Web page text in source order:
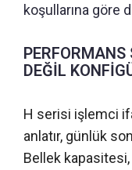
koşullarına göre
DEĞİL
H serisi işlemci
anlatır, günlük
Bellek kapasitesi,